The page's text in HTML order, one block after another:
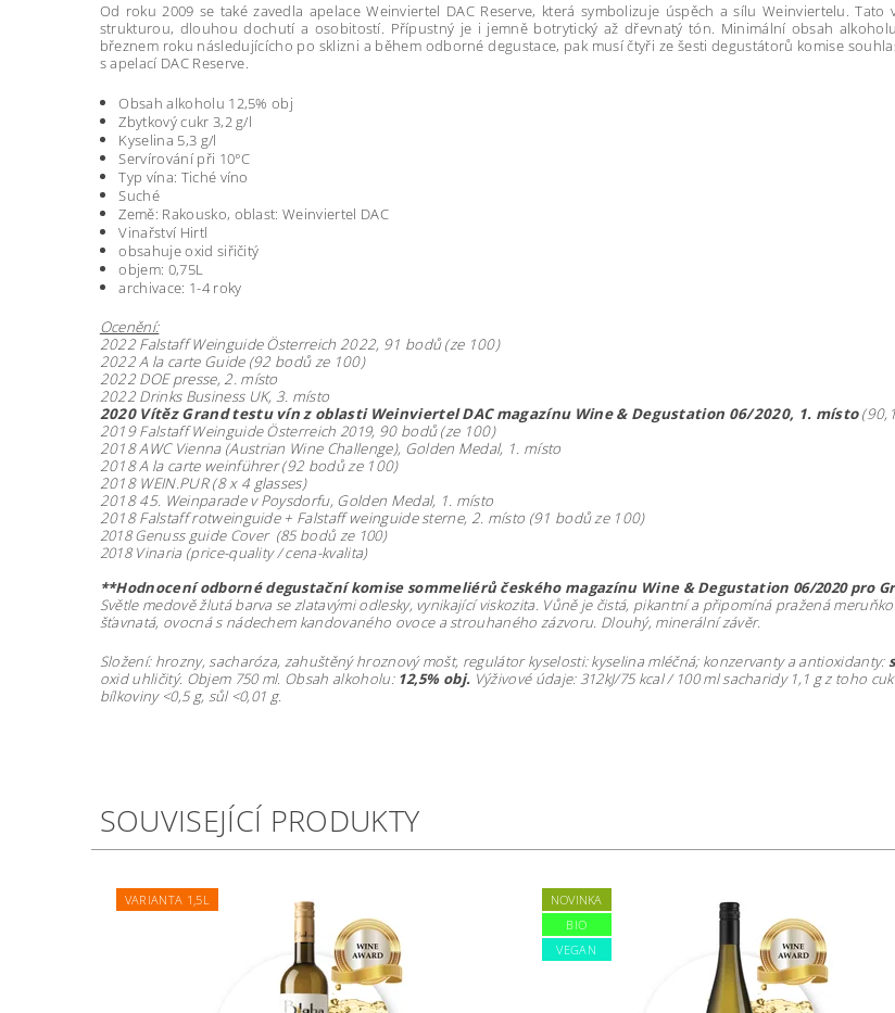
Od roku 2009 se také zavedla apelace Weinviertel DAC Reserve, která symbolizuje úspěch a sílu Weinviertelu.
strukturou, dlouhou dochutí a osobitostí. Přípustný je i jemně botrytický až dřevnatý tón. Minimální obsah
březnem roku následujícícho po sklizni a během odborné degustace, pak musí čtyři ze šesti degustátorů komise
s apelací DAC Reserve.
Obsah alkoholu 12,5% obj
Zbytkový cukr 3,2 g/l
Kyselina 5,3 g/l
Servírování při 10°C
Typ vína: Tiché víno
Suché
Země: Rakousko, oblast: Weinviertel DAC
Vinařství Hirtl
obsahuje oxid siřičitý
objem: 0,75L
archivace: 1-4 roky
Ocenění:
2022 Falstaff Weinguide Österreich 2022, 91 bodů (ze 100)
2022 A la carte Guide (92 bodů ze 100)
2022 DOE presse, 2. místo
2022 Drinks Business UK, 3. místo
2020 Vítěz Grand testu vín z oblasti Weinviertel DAC magazínu Wine & Degustation 06/2020, 1. místo
2019Falstaff Weinguide Österreich 2019, 90 bodů (ze 100)
2018 AWC Vienna (Austrian Wine Challenge), Golden Medal, 1. místo
2018 A la carte weinführer (92 bodů ze 100)
2018 WEIN.PUR (8 x 4 glasses)
2018 45. Weinparade v Poysdorfu, Golden Medal, 1. místo
2018 Falstaff rotweinguide + Falstaff weinguide sterne, 2. místo (91 bodů ze 100)
2018 Genuss guide Cover (85 bodů ze 100)
2018 Vinaria (price-quality / cena-kvalita)
**Hodnocení odborné degustačníkomise sommeliérů českého magazínu Wine & Degustation 06/2020 pro
Světle medově žlutá barva se zlatavými odlesky, vynikající viskozita. Vůně je čistá, pikantní a připomíná pražená
šťavnatá, ovocná s nádechem kandovaného ovoce a strouhaného zázvoru. Dlouhý, minerální závěr.
Složení: hrozny, sacharóza, zahuštěný hroznový mošt, regulátor kyselosti: kyselina mléčná; konzervanty a antioxidanty:
oxid uhličitý. Objem 750 ml. Obsah alkoholu: 12,5% obj. Výživové údaje: 312kJ/75 kcal / 100 ml sacharidy 1,1 g z toho
bílkoviny <0,5 g, sůl <0,01 g.
SOUVISEJÍCÍ PRODUKTY
VARIANTA 1,5L
NOVINKA
BIO
VEGAN